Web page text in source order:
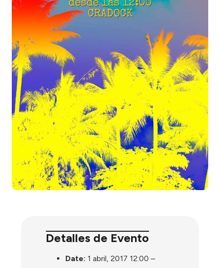
Detalles de Evento
Date: 1 abril, 2017 12:00 –